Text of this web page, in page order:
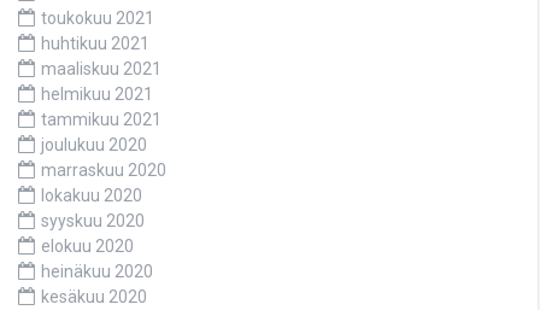
toukokuu 2021
huhtikuu 2021
maaliskuu 2021
helmikuu 2021
tammikuu 2021
joulukuu 2020
marraskuu 2020
lokakuu 2020
syyskuu 2020
elokuu 2020
heinäkuu 2020
kesäkuu 2020